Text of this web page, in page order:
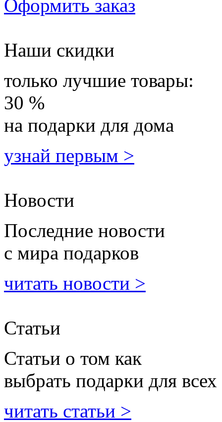
Оформить заказ
Наши скидки
только лучшие товары:
30 %
на подарки для дома
узнай первым >
Новости
Последние новости
с мира подарков
читать новости >
Статьи
Статьи о том как
выбрать подарки для всех
читать статьи >